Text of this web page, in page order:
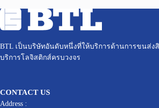
BTL เป็นบริษัทอันดับหนึ่งที่ให้บริการด้านการขนส่ง
บริการโลจิสติกส์ครบวงจร
CONTACT US
Address :